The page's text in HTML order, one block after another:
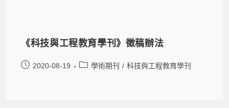
《科技與工程教育學刊》徵稿辦法
2020-08-19 學術期刊 / 科技與工程教育學刊